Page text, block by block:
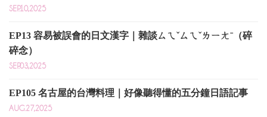
SEP.10,2025
EP13 容易被誤會的日文漢字｜雜談ㄙㄟˇㄙㄟˇㄌㄧㄤˉ（碎
碎念）
SEP.03,2025
EP105 名古屋的台灣料理｜好像聽得懂的五分鐘日語記事
AUG.27,2025